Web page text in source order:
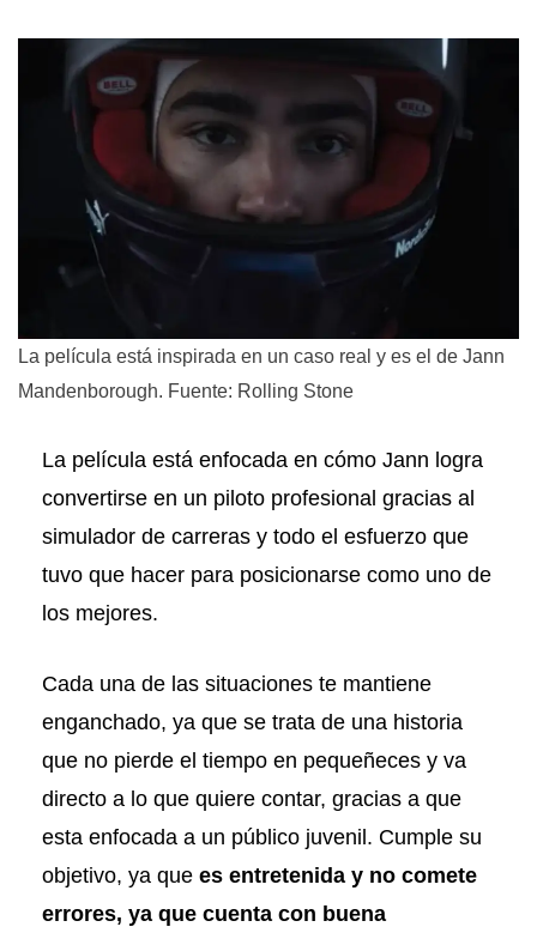
La película está inspirada en un caso real y es el de Jann
Mandenborough. Fuente: Rolling Stone
La película está enfocada en cómo Jann logra
convertirse en un piloto profesional gracias al
simulador de carreras y todo el esfuerzo que
tuvo que hacer para posicionarse como uno de
los mejores.
Cada una de las situaciones te mantiene
enganchado, ya que se trata de una historia
que no pierde el tiempo en pequeñeces y va
directo a lo que quiere contar, gracias a que
esta enfocada a un público juvenil. Cumple su
objetivo, ya que es entretenida y no comete
errores, ya que cuenta con buena